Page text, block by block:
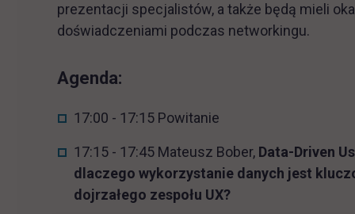
prezentacji specjalistów, a także będą mieli
doświadczeniami podczas networkingu.
Agenda:
17:00 - 17:15 Powitanie
17:15 - 17:45 Mateusz Bober, Data-Driven
dlaczego wykorzystanie danych jest
dojrzałego zespołu UX?